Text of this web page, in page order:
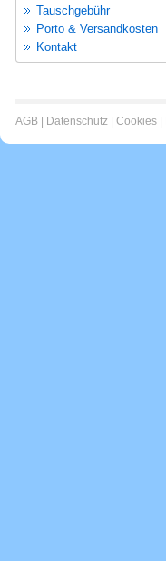
Tauschgebühr
Porto & Versandkosten
Kontakt
AGB Datenschutz Cookies